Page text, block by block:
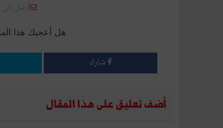
أرسل
هل أعجبك هذا
شارك
أضف تعليق على هذا المقال